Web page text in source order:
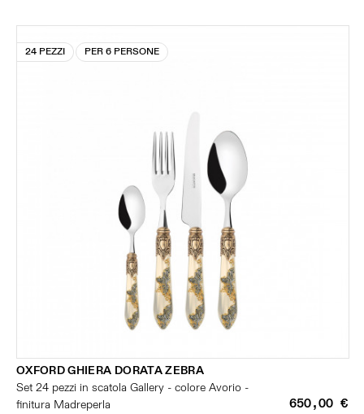
24 PEZZI PER 6 PERSONE
OXFORD GHIERA DORATA ZEBRA
Set 24 pezzi in scatola Gallery - colore Avorio -
finitura Madreperla
650,00 €